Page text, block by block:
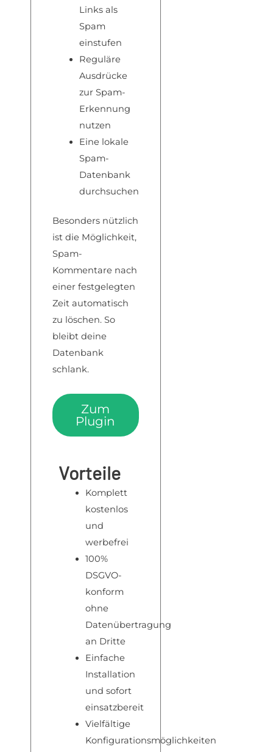
Links als
Spam
einstufen
Reguläre
Ausdrücke
zur Spam-
Erkennung
nutzen
Eine lokale
Spam-
Datenbank
durchsuchen
Besonders nützlich
ist die Möglichkeit,
Spam-
Kommentare nach
einer festgelegten
Zeit automatisch
zu löschen. So
bleibt deine
Datenbank
schlank.
Zum
Plugin
Vorteile
Komplett
kostenlos
und
werbefrei
100%
DSGVO-
konform
ohne
Datenübertragung
an Dritte
Einfache
Installation
und sofort
einsatzbereit
Vielfältige
Konfigurationsmöglichkeiten